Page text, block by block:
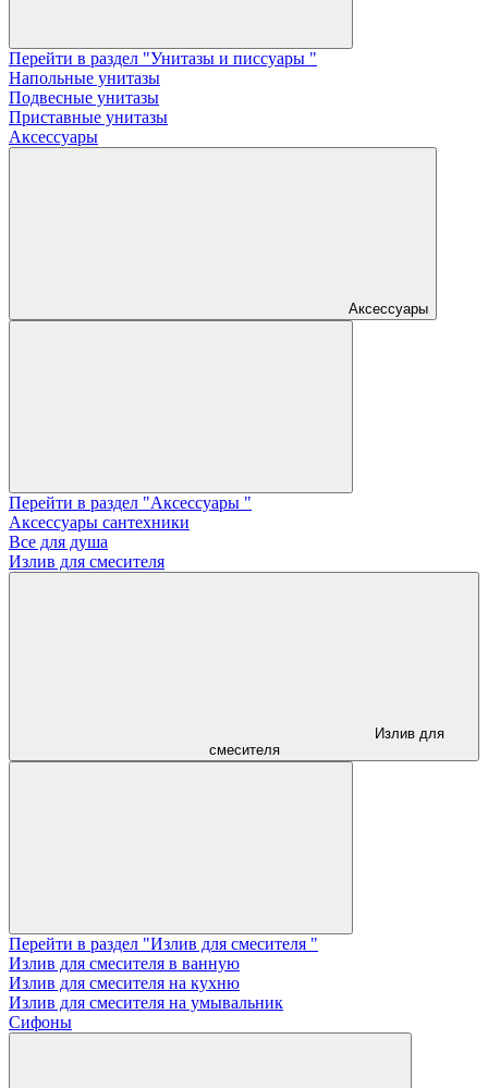
Перейти в раздел "Унитазы и писсуары "
Напольные унитазы
Подвесные унитазы
Приставные унитазы
Аксессуары
Аксессуары
Перейти в раздел "Аксессуары "
Аксессуары сантехники
Все для душа
Излив для смесителя
Излив для
смесителя
Перейти в раздел "Излив для смесителя "
Излив для смесителя в ванную
Излив для смесителя на кухню
Излив для смесителя на умывальник
Сифоны